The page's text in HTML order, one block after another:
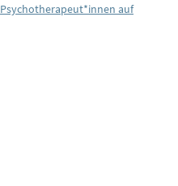
Psychotherapeut*innen auf